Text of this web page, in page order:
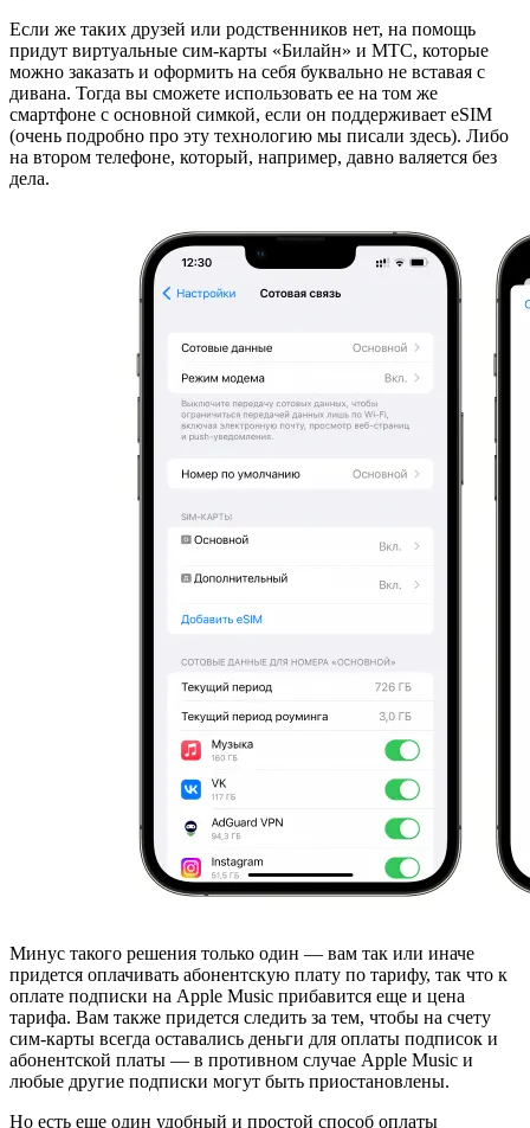
Если же таких друзей или родственников нет, на помощь
придут виртуальные сим-карты «Билайн» и МТС, которые
можно заказать и оформить на себя буквально не вставая с
дивана. Тогда вы сможете использовать ее на том же
смартфоне с основной симкой, если он поддерживает eSIM
(очень подробно про эту технологию мы писали здесь). Либо
на втором телефоне, который, например, давно валяется без
дела.
Минус такого решения только один — вам так или иначе
придется оплачивать абонентскую плату по тарифу, так что к
оплате подписки на Apple Music прибавится еще и цена
тарифа. Вам также придется следить за тем, чтобы на счету
сим-карты всегда оставались деньги для оплаты подписок и
абонентской платы — в противном случае Apple Music и
любые другие подписки могут быть приостановлены.
Но есть еще один удобный и простой способ оплаты